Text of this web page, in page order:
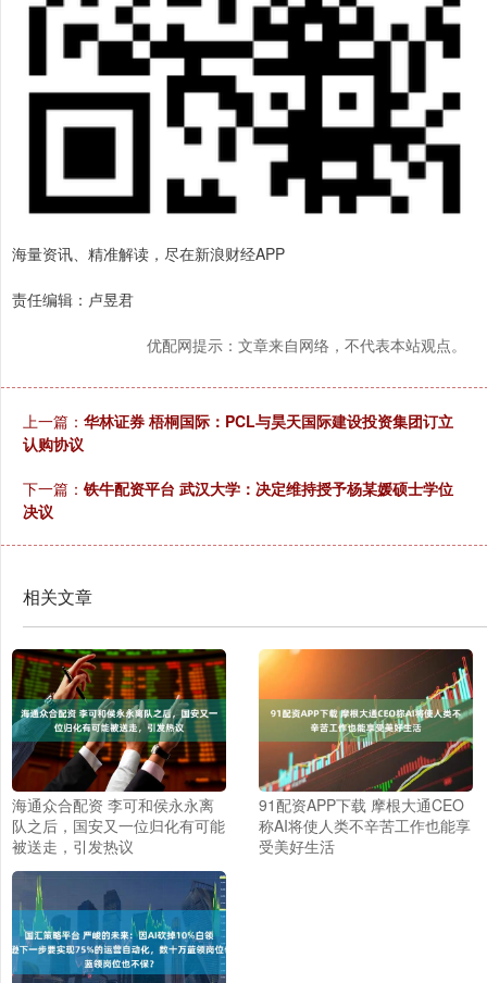
海量资讯、精准解读，尽在新浪财经APP
责任编辑：卢昱君
优配网提示：文章来自网络，不代表本站观点。
上一篇： 华林证券 梧桐国际：PCL与昊天国际建设投资集团订立
认购协议
下一篇： 铁牛配资平台 武汉大学：决定维持授予杨某媛硕士学位
决议
相关文章
海通众合配资 李可和侯永永离
队之后，国安又一位归化有可能
被送走，引发热议
91配资APP下载 摩根大通CEO
称AI将使人类不辛苦工作也能享
受美好生活